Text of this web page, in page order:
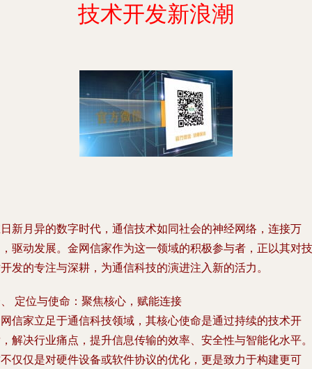
技术开发新浪潮
新月异的数字时代，通信技术如同社会的神经网络，连接万
驱动发展。金网信家作为这一领域的积极参与者，正以其对技
发的专注与深耕，为通信科技的演进注入新的活力。
定位与使命：聚焦核心，赋能连接
信家立足于通信科技领域，其核心使命是通过持续的技术开
解决行业痛点，提升信息传输的效率、安全性与智能化水平。
仅仅是对硬件设备或软件协议的优化，更是致力于构建更可